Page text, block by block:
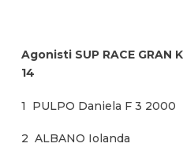
Agonisti SUP RACE GRAN
14
1 PULPO Daniela F 3 2000
2 ALBANO Iolanda